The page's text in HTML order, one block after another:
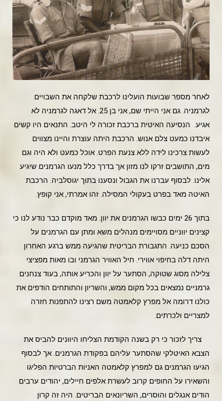
לאחר מספר שבועות הועלינו לרכבת שלקחה את השבויים
לגרמניה. גם אני הייתי שם, אני בן 25. אל דאגה לגרמניה לא
אגיע. הנסיעה האיטית ברכבת זכורה לי היטב. התנאים היו קשים
איבדנו כמעט צלם אנוש. הרכבת היתה עוצרת והיינו מצווים
לעשות צרכינו לידה ללא צנעת הפרט. אוכל כמעט ולא היה וגם
מים, התושבים זרקו לנו מזון אך בדרך כלל מנעו הגרמנים שיגיע
אלינו. לבסוף עברנו את הגבול ונסענו בתוך יגוסלביה. הרכבת
האיטה מאד בפרט בעקולי המסילה. זהו אמרתי, אני קופץ.
בתוך 26 ימים כבשו הגרמנים את יוון. מאד מוקדם כבר נודע לנו כי
קצינים יווניים מסויימים מנהלים משא ומתן עם הגרמנים על
הסכם כניעה. התגבורת הבריטית שהגיעה ממש ברגע האחרון
היתה דלה בחיפוי אווירי. חיל האוויר הגרמני ובו מאות מפציצי
צלילה מסוג שטוקה, הסתער על יוון והכריע אותה, בעוד צנחנים
גרמניים נמצאים בכל מקום ממש, והשריון והתותחים הודפים את
כולנו דרומה אל מפרץ קלאמטה משם רצינו להתפנות חזרה
למצריים ולכרתים.
צריך לזכור כי רק בשנה הקודמת הצליחו היוונים להביס את
הצבא האיטלקי שהסתער עליהם בפקודת הגרמנים. אך לבסוף
הגיעו הגרמנים גם למפרץ קלאמטה האניות הברטיות הפליגו
והשאירו על החופים קרוב לעשרת אלפים חיילים, יהודים ערבים
הודים אנגלים והוסרים, השריונאים הבריטים. היה זה קרון